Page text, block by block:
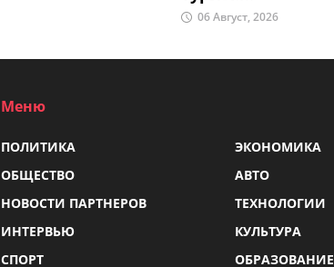
06 Август, 2026
Меню
ПОЛИТИКА
ЭКОНОМИКА
ОБЩЕСТВО
АВТО
НОВОСТИ ПАРТНЕРОВ
ТЕХНОЛОГИИ
ИНТЕРВЬЮ
КУЛЬТУРА
СПОРТ
ОБРАЗОВАНИЕ